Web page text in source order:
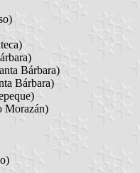
Bárbara)
Bárbara)
Morazán)